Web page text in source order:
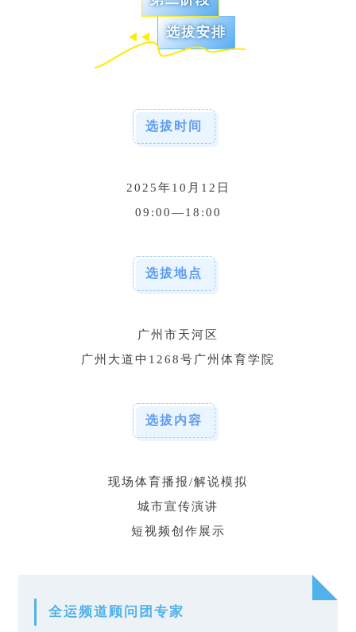
选拔安排
选拔时间
2025年10月12日
09:00—18:00
选拔地点
广州市天河区
广州大道中1268号广州体育学院
选拔内容
现场体育播报/解说模拟
城市宣传演讲
短视频创作展示
全运频道顾问团专家